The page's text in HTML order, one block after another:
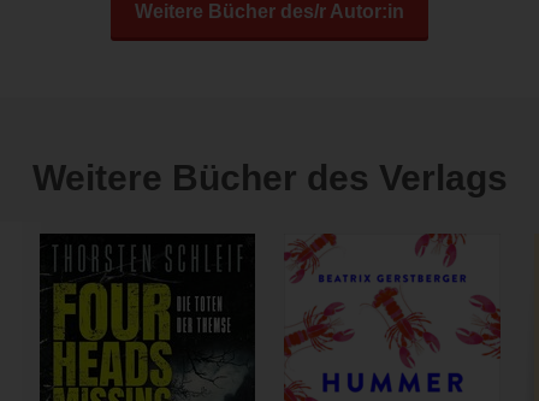
Weitere Bücher des/r Autor:in
Weitere Bücher des Verlags